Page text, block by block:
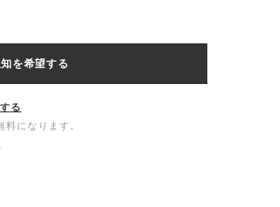
を希望する
る
になります。